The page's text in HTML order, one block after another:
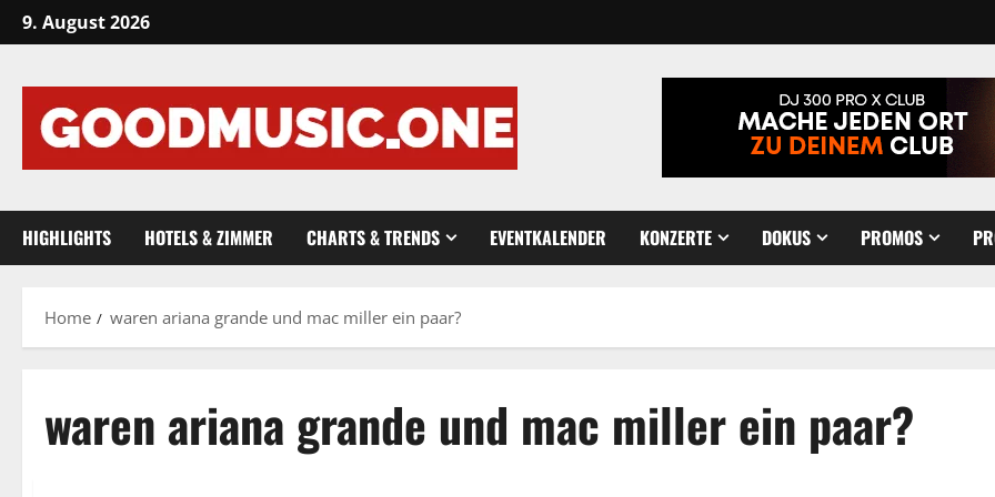
Skip
to
9. August 2026
HIGHLIGHTS HOTELS & ZIMMER CHARTS & TRENDS EVENTKALENDER KONZERTE DOKUS PROMOS
Home waren ariana grande und mac miller ein paar?
waren ariana grande und mac miller ein paar?